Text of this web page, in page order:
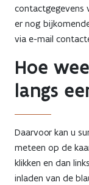
contactgegevens
er nog
via e-mail
Hoe
langs
Daarvoor kan u
meteen op de
klikken en dan
inladen van de